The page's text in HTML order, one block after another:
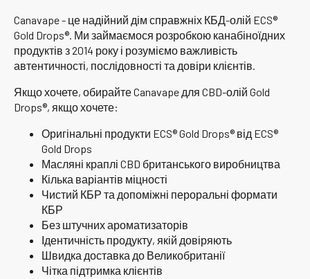
Canavape - це надійний дім справжніх КБД-олій ECS®
Gold Drops®. Ми займаємося розробкою канабіноїдних
продуктів з 2014 року і розуміємо важливість
автентичності, послідовності та довіри клієнтів.
Якщо хочете, обирайте Canavape для CBD-олій Gold
Drops®, якщо хочете:
Оригінальні продукти ECS® Gold Drops® від ECS®
Gold Drops
Масляні краплі CBD британського виробництва
Кілька варіантів міцності
Чистий КБР та допоміжні пероральні формати
КБР
Без штучних ароматизаторів
Ідентичність продукту, якій довіряють
Швидка доставка до Великобританії
Чітка підтримка клієнтів